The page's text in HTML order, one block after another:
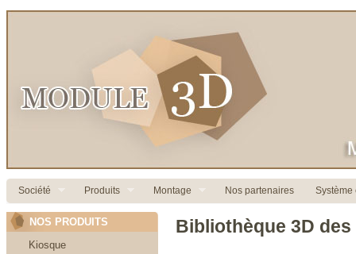
Société Produits Montage Nos partenaires Système
NOS PRODUITS
Kiosque
Bibliothèque 3D des